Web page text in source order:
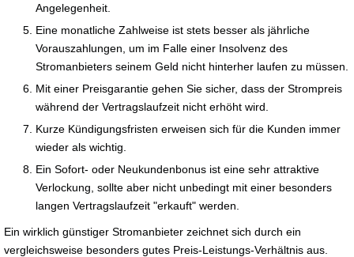
Angelegenheit.
Eine monatliche Zahlweise ist stets besser als jährliche
Vorauszahlungen, um im Falle einer Insolvenz des
Stromanbieters seinem Geld nicht hinterher laufen zu müssen.
Mit einer Preisgarantie gehen Sie sicher, dass der Strompreis
während der Vertragslaufzeit nicht erhöht wird.
Kurze Kündigungsfristen erweisen sich für die Kunden immer
wieder als wichtig.
Ein Sofort- oder Neukundenbonus ist eine sehr attraktive
Verlockung, sollte aber nicht unbedingt mit einer besonders
langen Vertragslaufzeit "erkauft" werden.
Ein wirklich günstiger Stromanbieter zeichnet sich durch ein
vergleichsweise besonders gutes Preis-Leistungs-Verhältnis aus.